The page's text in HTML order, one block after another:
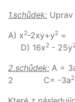
1.schůdek:
A) x2-2xy+y2 =
D) 16x2 - 25y
2.schůdek: A =
2 C= -3a2